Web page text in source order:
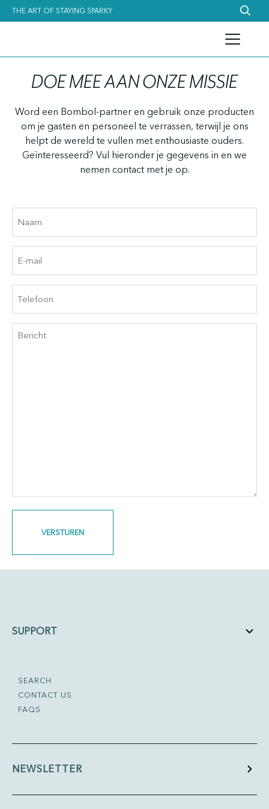
THE ART OF STAYING SPARKY
DOE MEE AAN ONZE MISSIE
Word een Bombol-partner en gebruik onze producten
om je gasten en personeel te verrassen, terwijl je ons
helpt de wereld te vullen met enthousiaste ouders.
Geïnteresseerd? Vul hieronder je gegevens in en we
nemen contact met je op.
mail
Bericht
SUPPORT
SEARCH
CONTACT US
FAQS
NEWSLETTER